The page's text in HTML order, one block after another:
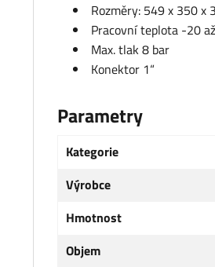
Rozměry: 549 x 350 x
Pracovní teplota -20
Max. tlak 8 bar
Konektor 1“
Parametry
Kategorie
Výrobce
Hmotnost
Objem